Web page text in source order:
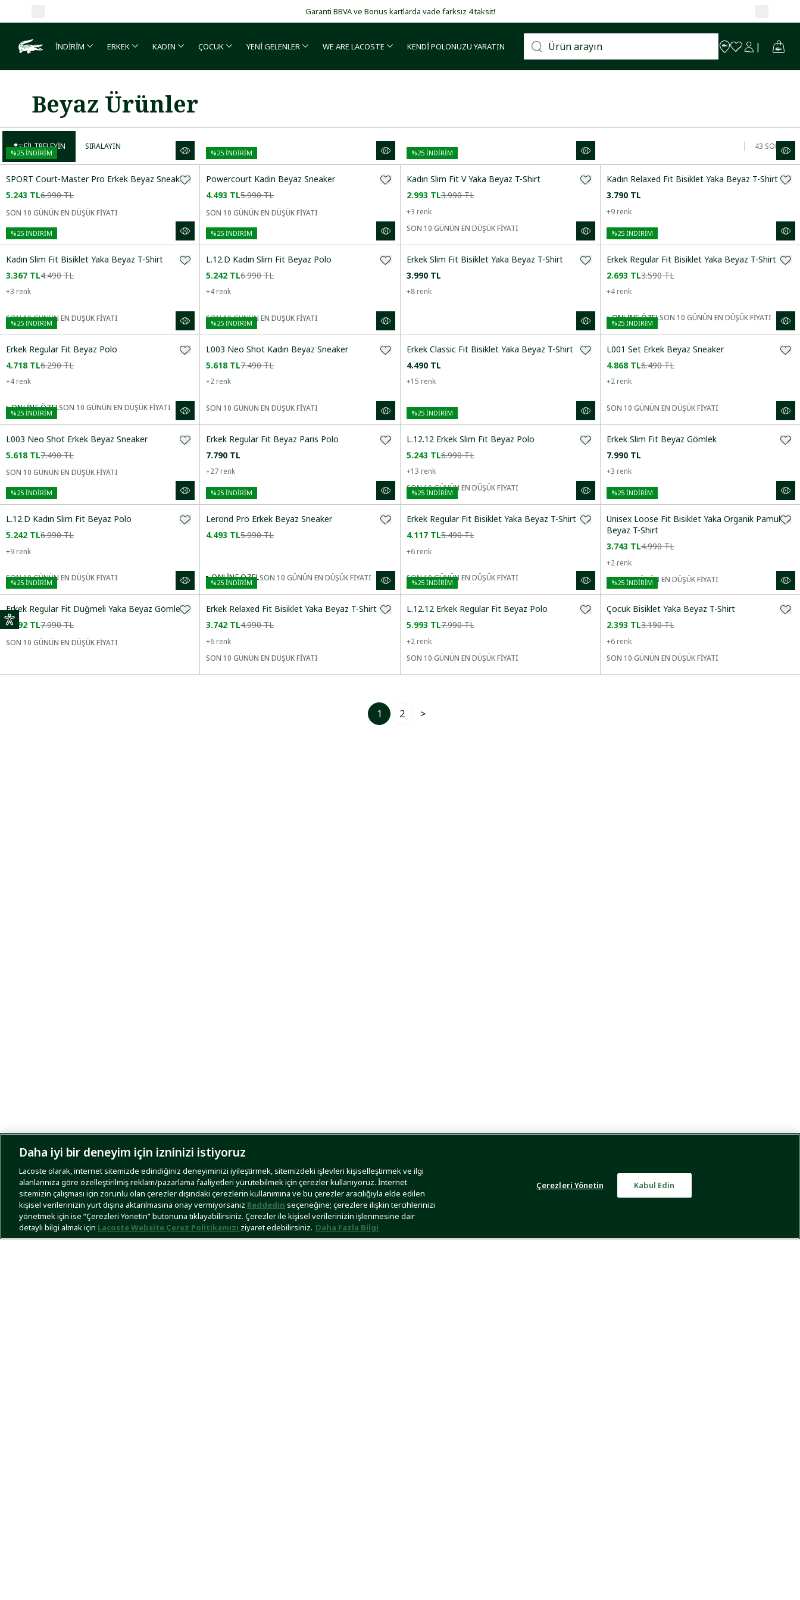
Garanti BBVA ve Bonus kartlarda vade farksız 4 taksit!
İNDİRİM ERKEK KADIN ÇOCUK YENİ GELENLER WE ARE LACOSTE KENDİ POLONUZU YARATIN
Beyaz Ürünler
FILTRELEYIN SIRALAYIN 43 SONUÇ
Artan Fiyat
Azalan Fiyat
Yeni Gelenler
CINSIYET
KATEGORI
BEDEN
RENK
FIT
KOL BOYU
YAKA
DESEN
%25 İNDİRİM
SPORT Court-Master Pro Erkek Beyaz Sneaker
5.243 TL6.990 TL
SON 10 GÜNÜN EN DÜŞÜK FİYATI
%25 İNDİRİM
Powercourt Kadın Beyaz Sneaker
4.493 TL5.990 TL
SON 10 GÜNÜN EN DÜŞÜK FİYATI
%25İNDİRİM
Kadın Slim Fit V Yaka Beyaz T-Shirt
2.993 TL3.990 TL
+3 renk
SON 10 GÜNÜN EN DÜŞÜK FİYATI
Kadın Relaxed Fit Bisiklet Yaka Beyaz T-Shirt
3.790 TL
+9 renk
%25 İNDİRİM
Kadın Slim Fit Bisiklet Yaka Beyaz T-Shirt
3.367 TL4.490 TL
+3 renk
SON 10 GÜNÜN EN DÜŞÜK FİYATI
%25 İNDİRİM
L.12.D Kadın Slim Fit Beyaz Polo
5.242 TL6.990 TL
+4 renk
SON 10 GÜNÜN EN DÜŞÜK FİYATI
Erkek Slim Fit Bisiklet Yaka Beyaz T-Shirt
3.990 TL
+8 renk
%25İNDİRİM
Erkek Regular Fit Bisiklet Yaka Beyaz T-Shirt
2.693 TL3.590 TL
+4 renk
ONLINE ÖZELSON 10 GÜNÜN EN DÜŞÜK FİYATI
%25 İNDİRİM
Erkek Regular Fit Beyaz Polo
4.718 TL6.290 TL
+4 renk
ONLINE ÖZELSON 10 GÜNÜN EN DÜŞÜK FİYATI
%25 İNDİRİM
L003 Neo Shot Kadın Beyaz Sneaker
5.618 TL7.490 TL
+2 renk
SON 10 GÜNÜN EN DÜŞÜK FİYATI
Erkek Classic Fit Bisiklet Yaka Beyaz T-Shirt
4.490 TL
+15 renk
%25İNDİRİM
L001 Set Erkek Beyaz Sneaker
4.868 TL6.490 TL
+2 renk
SON 10 GÜNÜN EN DÜŞÜK FİYATI
%25 İNDİRİM
L003 Neo Shot Erkek Beyaz Sneaker
5.618 TL7.490 TL
SON 10 GÜNÜN EN DÜŞÜK FİYATI
Erkek Regular Fit Beyaz Paris Polo
7.790 TL
+27 renk
%25İNDİRİM
L.12.12 Erkek Slim Fit Beyaz Polo
5.243 TL6.990 TL
+13 renk
SON 10 GÜNÜN EN DÜŞÜK FİYATI
Erkek Slim Fit Beyaz Gömlek
7.990 TL
+3 renk
%25 İNDİRİM
L.12.D Kadın Slim Fit Beyaz Polo
5.242 TL6.990 TL
+9 renk
SON 10 GÜNÜN EN DÜŞÜK FİYATI
%25 İNDİRİM
Lerond Pro Erkek Beyaz Sneaker
4.493 TL5.990 TL
ONLINE ÖZELSON 10 GÜNÜN EN DÜŞÜK FİYATI
%25İNDİRİM
Erkek Regular Fit Bisiklet Yaka Beyaz T-Shirt
4.117 TL5.490 TL
+6 renk
SON 10 GÜNÜN EN DÜŞÜK FİYATI
%25İNDİRİM
Unisex Loose Fit Bisiklet Yaka Organik Pamuk
Beyaz T-Shirt
3.743 TL4.990 TL
+2 renk
SON 10 GÜNÜN EN DÜŞÜK FİYATI
%25 İNDİRİM
Erkek Regular Fit Düğmeli Yaka Beyaz Gömlek
5.992 TL7.990 TL
SON 10 GÜNÜN EN DÜŞÜK FİYATI
%25 İNDİRİM
Erkek Relaxed Fit Bisiklet Yaka Beyaz T-Shirt
3.742 TL4.990 TL
+6 renk
SON 10 GÜNÜN EN DÜŞÜK FİYATI
%25İNDİRİM
L.12.12 Erkek Regular Fit Beyaz Polo
5.993 TL7.990 TL
+2 renk
SON 10 GÜNÜN EN DÜŞÜK FİYATI
%25İNDİRİM
Çocuk Bisiklet Yaka Beyaz T-Shirt
2.393 TL3.190 TL
+6 renk
SON 10 GÜNÜN EN DÜŞÜK FİYATI
1 2 >
Daha iyi bir deneyim için izninizi istiyoruz
Lacoste olarak, internet sitemizde edindiğiniz deneyiminizi iyileştirmek, sitemizdeki işlevleri kişiselleştirmek ve ilgi
alanlarınıza göre özelleştirilmiş reklam/pazarlama faaliyetleri yürütebilmek için çerezler kullanıyoruz. İnternet
sitemizin çalışması için zorunlu olan çerezler dışındaki çerezlerin kullanımına ve bu çerezler aracılığıyla elde edilen
kişisel verilerinizin yurt dışına aktarılmasına onay vermiyorsanız Reddedin seçeneğine; çerezlere ilişkin tercihlerinizi
yönetmek için ise “Çerezleri Yönetin” butonuna tıklayabilirsiniz. Çerezler ile kişisel verilerinizin işlenmesine dair
detaylı bilgi almak için Lacoste Website Çerez Politikamızı ziyaret edebilirsiniz. Daha Fazla Bilgi
Çerezleri Yönetin Kabul Edin